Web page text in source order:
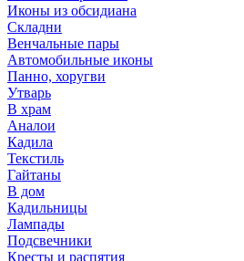
Иконы из обсидиана
Складни
Венчальные пары
Автомобильные иконы
Панно, хоругви
Утварь
В храм
Аналои
Кадила
Текстиль
Гайтаны
В дом
Кадильницы
Лампады
Подсвечники
Кресты и распятия